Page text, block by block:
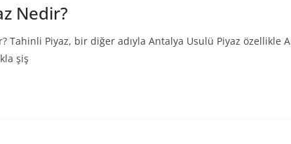
Nedir?
Tahinli Piyaz, bir diğer adıyla Antalya Usulü Piyaz özellikle
şiş